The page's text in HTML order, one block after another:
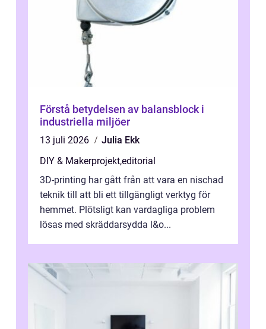
Förstå betydelsen av balansblock i
industriella miljöer
13 juli 2026
Julia Ekk
DIY & Makerprojekt,editorial
3D-printing har gått från att vara en nischad
teknik till att bli ett tillgängligt verktyg för
hemmet. Plötsligt kan vardagliga problem
lösas med skräddarsydda l&o...